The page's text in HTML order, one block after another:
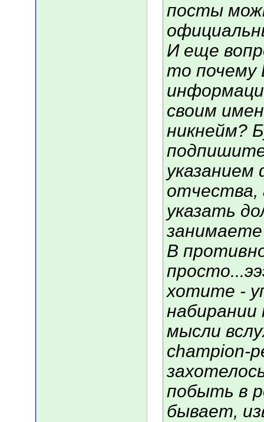
посты
И еще
то
своим
никнейм?
отчества,
указать
В
хотите -
мысли
champion-
побыть в
бывает,